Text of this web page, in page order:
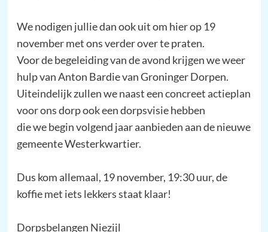
We nodigen jullie dan ook uit om hier op 19
november met ons verder over te praten.
Voor de begeleiding van de avond krijgen we weer
hulp van Anton Bardie van Groninger Dorpen.
Uiteindelijk zullen we naast een concreet actieplan
voor ons dorp ook een dorpsvisie hebben
die we begin volgend jaar aanbieden aan de nieuwe
gemeente Westerkwartier.
Dus kom allemaal, 19 november, 19:30 uur, de
koffie met iets lekkers staat klaar!
Dorpsbelangen Niezijl